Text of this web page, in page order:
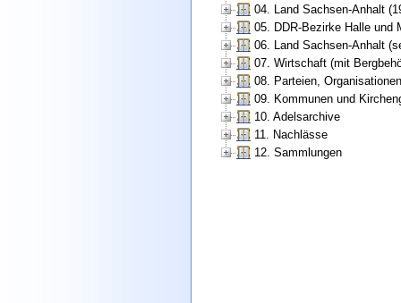
04. Land Sachsen-Anhalt
05. DDR-Bezirke Halle und
06. Land Sachsen-Anhalt
07. Wirtschaft (mit
08. Parteien,
09. Kommunen und
10. Adelsarchive
11. Nachlässe
12. Sammlungen